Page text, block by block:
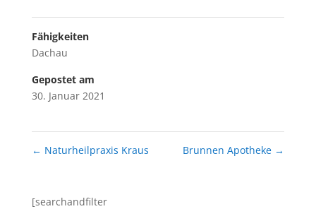
Fähigkeiten
Dachau
Gepostet am
30. Januar 2021
← Naturheilpraxis Kraus Brunnen Apotheke →
[searchandfilter